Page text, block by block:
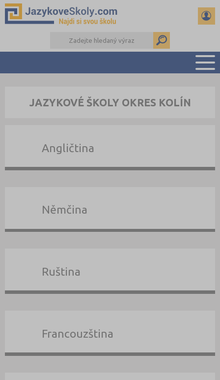
PŘÍPRAVA NA ZKOUŠKY A K MATURITĚ
JAZYKOVÉ ŠKOLY OKRES KOLÍN
Angličtina
Němčina
Ruština
Francouzština